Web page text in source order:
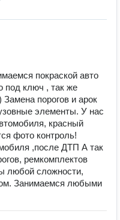
покраской авто
под ключ , так же
Замена порогов и арок
элементы. У нас
красный
фото контроль!
,после ДТП А так
ремкомплектов
любой сложности,
Занимаемся любыми